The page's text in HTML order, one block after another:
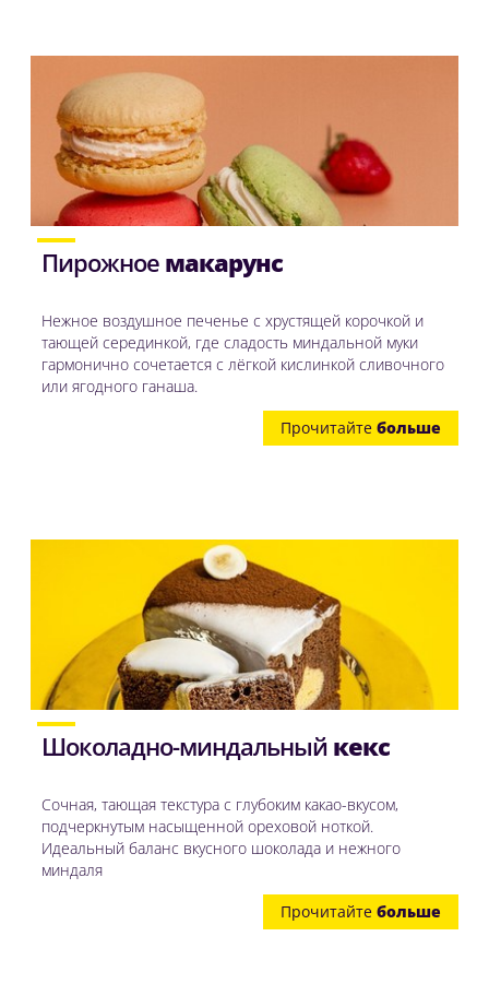
Пирожное макарунс
Нежное воздушное печенье с хрустящей корочкой и
тающей серединкой, где сладость миндальной муки
гармонично сочетается с лёгкой кислинкой сливочного
или ягодного ганаша.
Прочитайте больше
Шоколадно-миндальный кекс
Сочная, тающая текстура с глубоким какао-вкусом,
подчеркнутым насыщенной ореховой ноткой.
Идеальный баланс вкусного шоколада и нежного
миндаля
Прочитайте больше